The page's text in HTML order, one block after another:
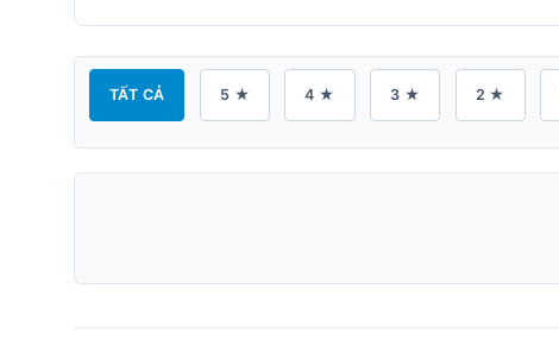
TẤT CẢ 5 ★ 4 ★ 3 ★ 2 ★